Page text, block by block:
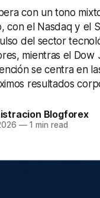
con un tono
con el Nasdaq y el
del sector
mientras el Dow
se centra en
resultados
Blogforex
—1 min read